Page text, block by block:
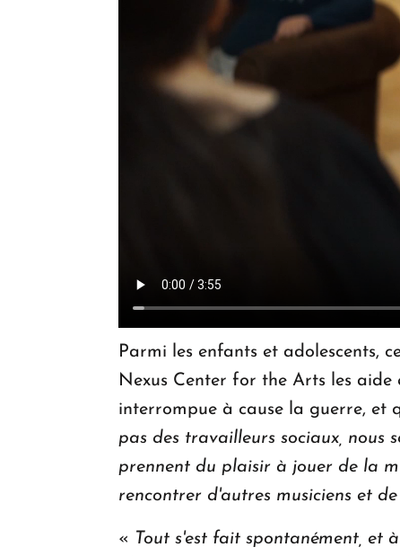
Parmi les enfants et adolescents,
Nexus Center for the Arts les
interrompue à cause la guerre, et
pas des travailleurs sociaux, nous
prennent du plaisir à jouer de la
rencontrer d'autres musiciens et
« Tout s'est fait spontanément, et